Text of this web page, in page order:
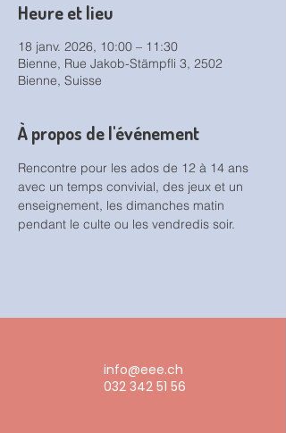
Heure et lieu
18 janv. 2026, 10:00 – 11:30
Bienne, Rue Jakob-Stämpfli 3, 2502
Bienne, Suisse
À propos de l'événement
Rencontre pour les ados de 12 à 14 ans
avec un temps convivial, des jeux et un
enseignement, les dimanches matin
pendant le culte ou les vendredis soir.
info@eee.ch
032 342 51 56